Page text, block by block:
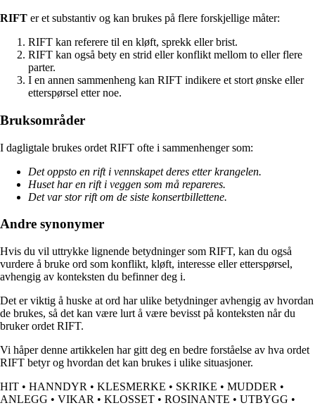
RIFT er et substantiv og kan brukes på flere forskjellige måter:
RIFT kan referere til en kløft, sprekk eller brist.
RIFT kan også bety en strid eller konflikt mellom to eller flere
parter.
I en annen sammenheng kan RIFT indikere et stort ønske eller
etterspørsel etter noe.
Bruksområder
I dagligtale brukes ordet RIFT ofte i sammenhenger som:
Det oppsto en rift i vennskapet deres etter krangelen.
Huset har en rift i veggen som må repareres.
Det var stor rift om de siste konsertbillettene.
Andre synonymer
Hvis du vil uttrykke lignende betydninger som RIFT, kan du også
vurdere å bruke ord som konflikt, kløft, interesse eller etterspørsel,
avhengig av konteksten du befinner deg i.
Det er viktig å huske at ord har ulike betydninger avhengig av hvordan
de brukes, så det kan være lurt å være bevisst på konteksten når du
bruker ordet RIFT.
Vi håper denne artikkelen har gitt deg en bedre forståelse av hva ordet
RIFT betyr og hvordan det kan brukes i ulike situasjoner.
HIT • HANNDYR • KLESMERKE • SKRIKE • MUDDER •
ANLEGG • VIKAR • KLOSSET • ROSINANTE • UTBYGG •